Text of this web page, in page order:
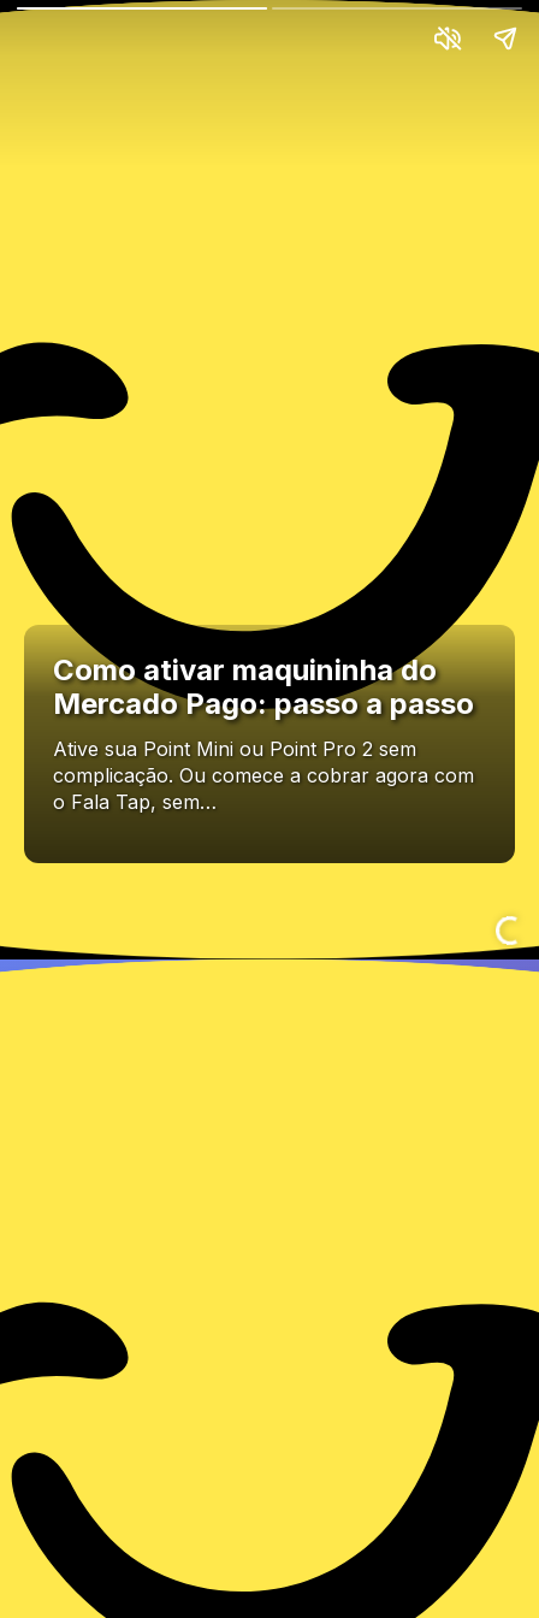
Como ativar maquininha do
Mercado Pago: passo a passo
Ative sua Point Mini ou Point Pro 2 sem
complicação. Ou comece a cobrar agora com
o Fala Tap, sem…